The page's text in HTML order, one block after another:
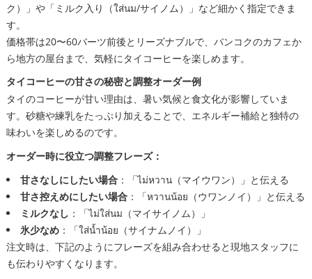
ク）」や「ミルク入り（ใส่นม/サイノム）」など細かく指定できま
す。
価格帯は20〜60バーツ前後とリーズナブルで、バンコクのカフェか
ら地方の屋台まで、気軽にタイコーヒーを楽しめます。
タイコーヒーの甘さの秘密と調整オーダー例
タイのコーヒーが甘い理由は、暑い気候と食文化が影響していま
す。砂糖や練乳をたっぷり加えることで、エネルギー補給と独特の
味わいを楽しめるのです。
オーダー時に役立つ調整フレーズ：
甘さなしにしたい場合：「ไม่หวาน（マイウワン）」と伝える
甘さ控えめにしたい場合：「หวานน้อย（ウワンノイ）」と伝える
ミルクなし ：「ไม่ใส่นม（マイサイノム）」
氷少なめ：「ใส่น้ำน้อย（サイナムノイ）」
注文時は、下記のようにフレーズを組み合わせると現地スタッフに
も伝わりやすくなります。